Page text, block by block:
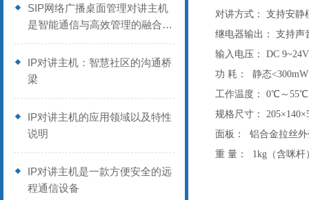
SIP网络广播桌面管理对讲主机
是智能通信与高效管理的融合产
品
IP对讲主机：智慧社区的沟通桥
梁
IP对讲主机的应用领域以及特性
说明
IP对讲主机是一款方便安全的远
程通信设备
对讲方式：
支持安静
继电器输出：
支持声
输入电压：
DC 9~24V
功 耗： 静态<300mW
工作温度：
0℃～55℃
规格尺寸：
面板：
铝合金拉丝
重 量： 1kg（含咪杆